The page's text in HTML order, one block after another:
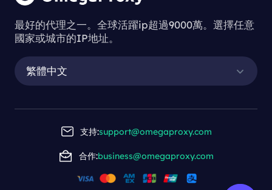
最好的代理之一。全球活躍ip超過9000萬。選擇任意
國家或城市的IP地址。
繁體中文
支持:support@omegaproxy.com
合作:business@omegaproxy.com